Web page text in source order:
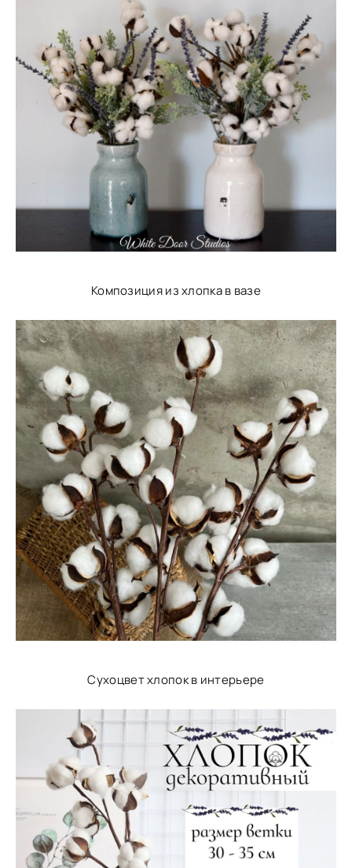
Композиция из хлопка в вазе
Сухоцвет хлопок в интерьере